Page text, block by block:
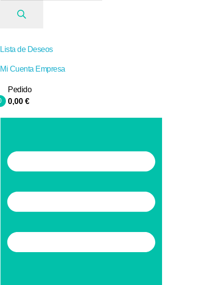
productos
Lista de Deseos
Mi Cuenta Empresa
Pedido
0,00 €